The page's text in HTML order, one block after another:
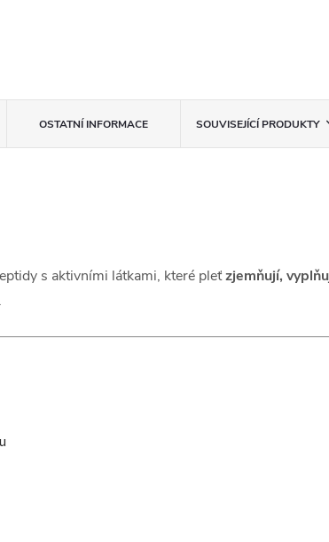
OSTATNÍ INFORMACE SOUVISEJÍCÍ PRODUKTY
s aktivními látkami, které pleťzjemňují,